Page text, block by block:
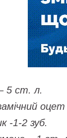
5 ст. л.
-1-2 зуб.